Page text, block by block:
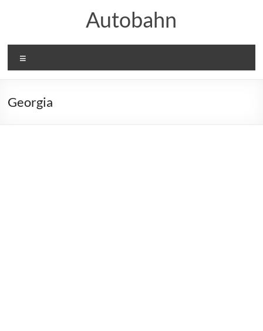
Autobahn
Georgia